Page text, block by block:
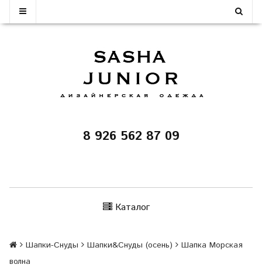
8 926 562 87 09
Каталог
Шапки-Снуды Шапки&Cнуды (осень)
Шапка Морская
волна